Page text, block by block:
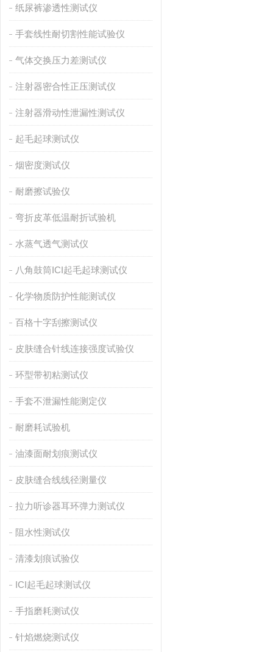
纸尿裤渗透性测试仪
手套线性耐切割性能试验仪
气体交换压力差测试仪
注射器密合性正压测试仪
注射器滑动性泄漏性测试仪
起毛起球测试仪
烟密度测试仪
耐磨擦试验仪
弯折皮革低温耐折试验机
水蒸气透气测试仪
八角鼓筒ICI起毛起球测试仪
化学物质防护性能测试仪
百格十字刮擦测试仪
皮肤缝合针线连接强度试验仪
环型带初粘测试仪
手套不泄漏性能测定仪
耐磨耗试验机
油漆面耐划痕测试仪
皮肤缝合线线径测量仪
拉力听诊器耳环弹力测试仪
阻水性测试仪
清漆划痕试验仪
ICI起毛起球测试仪
手指磨耗测试仪
针焰燃烧测试仪